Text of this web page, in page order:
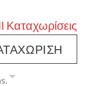
Καταχωρίσεις